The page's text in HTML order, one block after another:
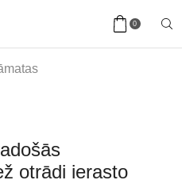
0
otrādi ierasto